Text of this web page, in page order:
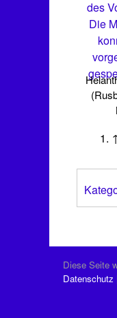
des
Die
Diese Seite
Datenschutz